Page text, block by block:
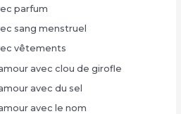
parfum
sang menstruel
vêtements
avec clou de girofle
avec du sel
avec le nom